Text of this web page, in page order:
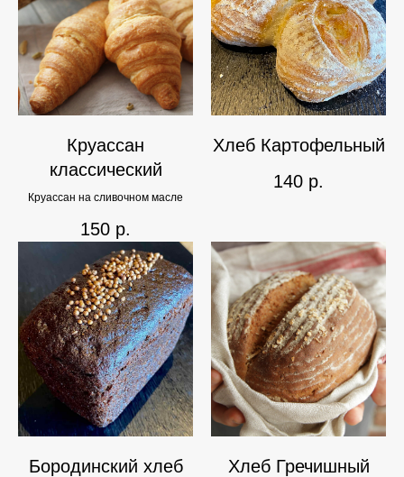
Круассан
классический
Круассан на сливочном масле
150 р.
Хлеб Картофельный
140 р.
Бородинский хлеб
Хлеб Гречишный